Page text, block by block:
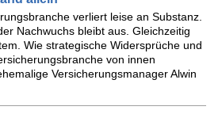
verliert leise an Substanz.
Nachwuchs bleibt aus. Gleichzeitig
Wie strategische Widersprüche und
von innen
Versicherungsmanager Alwin